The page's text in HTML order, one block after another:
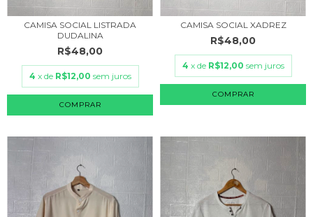
CAMISA SOCIAL LISTRADA
DUDALINA
R$48,00
4 x de R$12,00 sem juros
COMPRAR
CAMISA SOCIAL XADREZ
R$48,00
4 x de R$12,00 sem juros
COMPRAR